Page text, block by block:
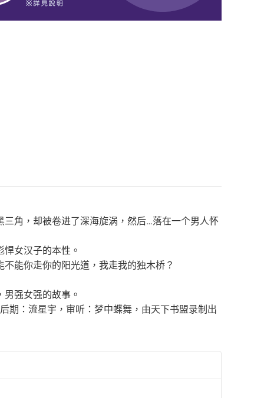
角，却被卷进了深海旋涡，然后…落在一个男人怀
女汉子的本性。
能你走你的阳光道，我走我的独木桥？
强女强的故事。
期：流星宇，审听：梦中蝶舞，由天下书盟录制出